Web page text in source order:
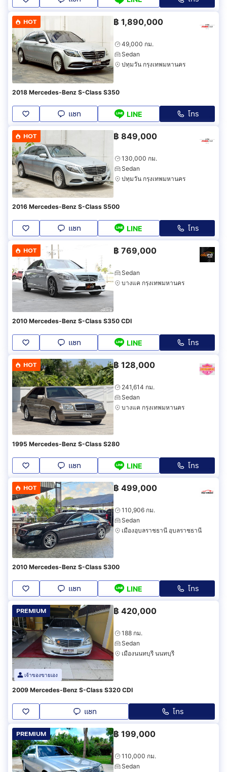
HOT ฿ 1,890,000
49,000 กม.
Sedan
ปทุมวัน กรุงเทพมหานคร
2018 Mercedes-Benz S-Class S350
แชท LINE โทร
HOT ฿ 849,000
130,000 กม.
Sedan
ปทุมวัน กรุงเทพมหานคร
2016 Mercedes-Benz S-Class S500
แชท LINE โทร
HOT ฿ 769,000
Sedan
บางแค กรุงเทพมหานคร
2010 Mercedes-Benz S-Class S350 CDI
แชท LINE โทร
HOT ฿ 128,000
241,614 กม.
Sedan
บางแค กรุงเทพมหานคร
1995 Mercedes-Benz S-Class S280
แชท LINE โทร
HOT ฿ 499,000
110,906 กม.
Sedan
เมืองอุบลราชธานี อุบลราชธานี
2010 Mercedes-Benz S-Class S300
แชท LINE โทร
PREMIUM
เจ้าของขายเอง
฿ 420,000
188 กม.
Sedan
เมืองนนทบุรี นนทบุรี
2009 Mercedes-Benz S-Class S320 CDI
แชท โทร
PREMIUM ฿ 199,000
110,000 กม.
Sedan